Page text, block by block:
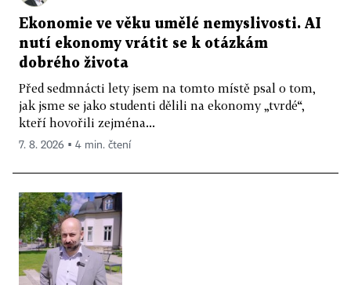
Ekonomie ve věku umělé nemyslivosti. AI
nutí ekonomy vrátit se k otázkám
dobrého života
Před sedmnácti lety jsem na tomto místě psal o tom,
jak jsme se jako studenti dělili na ekonomy „tvrdé“,
kteří hovořili zejména...
7. 8. 2026 ▪ 4 min. čtení